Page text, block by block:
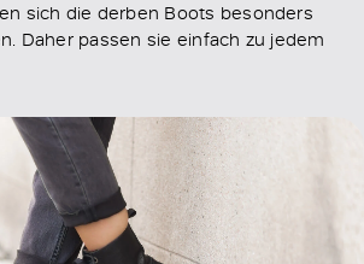
sich die derben Boots besonders
Daher passen sie einfach zu jedem